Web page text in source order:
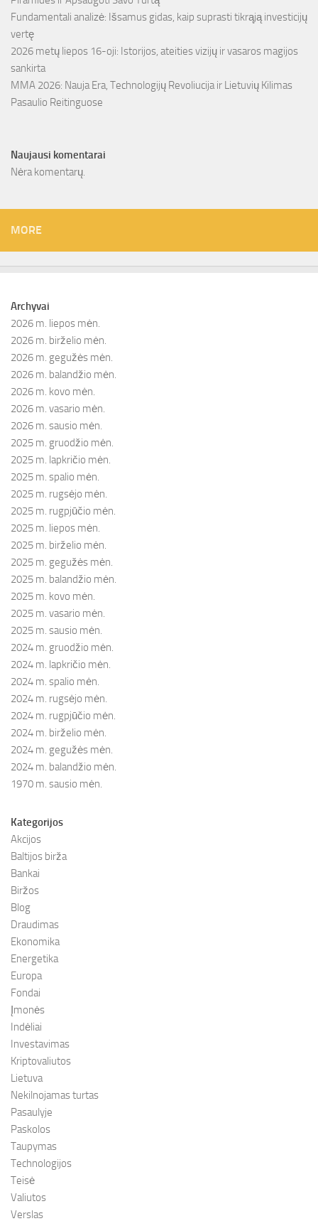
Fundamentali analizė: Išsamus gidas, kaip suprasti tikrąją investicijų
vertę
2026 metų liepos 16-oji: Istorijos, ateities vizijų ir vasaros magijos
sankirta
MMA 2026: Nauja Era, Technologijų Revoliucija ir Lietuvių Kilimas
Pasaulio Reitinguose
Naujausi komentarai
Nėra komentarų.
MORE
Archyvai
2026 m. liepos mėn.
2026 m. birželio mėn.
2026 m. gegužės mėn.
2026 m. balandžio mėn.
2026 m. kovo mėn.
2026 m. vasario mėn.
2026 m. sausio mėn.
2025 m. gruodžio mėn.
2025 m. lapkričio mėn.
2025 m. spalio mėn.
2025 m. rugsėjo mėn.
2025 m. rugpjūčio mėn.
2025 m. liepos mėn.
2025 m. birželio mėn.
2025 m. gegužės mėn.
2025 m. balandžio mėn.
2025 m. kovo mėn.
2025 m. vasario mėn.
2025 m. sausio mėn.
2024 m. gruodžio mėn.
2024 m. lapkričio mėn.
2024 m. spalio mėn.
2024 m. rugsėjo mėn.
2024 m. rugpjūčio mėn.
2024 m. birželio mėn.
2024 m. gegužės mėn.
2024 m. balandžio mėn.
1970 m. sausio mėn.
Kategorijos
Akcijos
Baltijos birža
Bankai
Biržos
Blog
Draudimas
Ekonomika
Energetika
Europa
Fondai
Įmonės
Indėliai
Investavimas
Kriptovaliutos
Lietuva
Nekilnojamas turtas
Pasaulyje
Paskolos
Taupymas
Technologijos
Teisė
Valiutos
Verslas